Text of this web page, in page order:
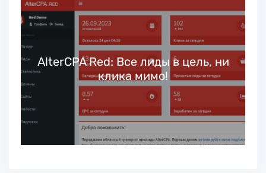
AlterCPA Red: Все лиды в цель, ни
клика мимо!